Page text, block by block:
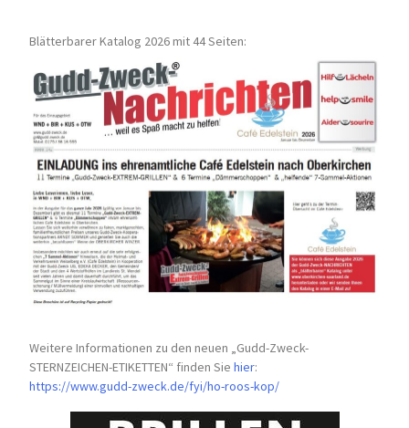
Blätterbarer Katalog 2026 mit 44 Seiten:
Weitere Informationen zu den neuen „Gudd-Zweck-
STERNZEICHEN-ETIKETTEN“ finden Siehier:
https://www.gudd-zweck.de/fyi/ho-roos-kop/